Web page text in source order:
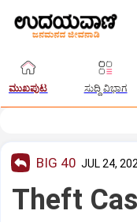
ಮುಖಪುಟ ಸುದ್ದಿ ವಿಭಾಗ
BIG 40 JUL 24,
Theft